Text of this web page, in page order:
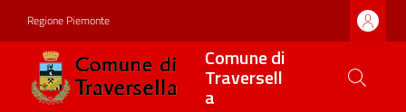
Regione Piemonte
Comune di
Traversell
a